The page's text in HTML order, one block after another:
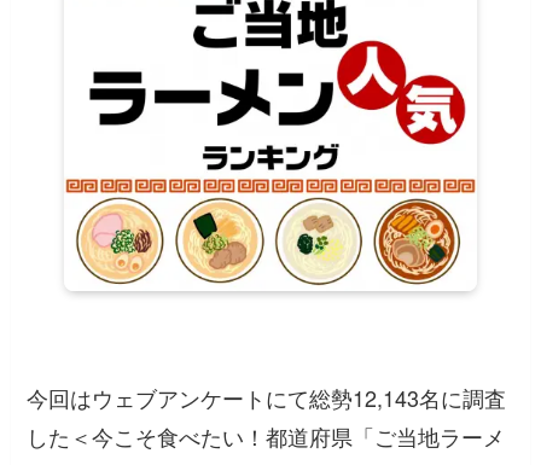
今回はウェブアンケートにて総勢12,143名に調査
した＜今こそ食べたい！都道府県「ご当地ラーメ